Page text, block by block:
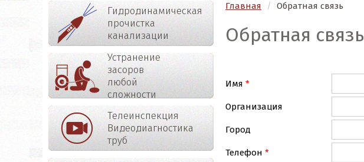
Гидродинамическая
прочистка
канализации
Устранение
засоров
любой
сложности
Телеинспекция
Видеодиагностика
труб
Главная / Обратная связь
Обратная связь
Имя
Организация
Город
Телефон